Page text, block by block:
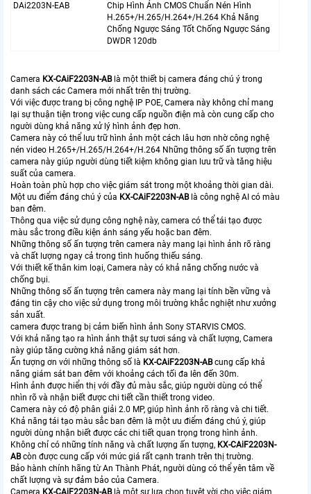
DAi2203N-EAB
Chip Hình Ảnh CMOS Chuẩn Nén Hình
H.265+/H.265/H.264+/H.264 Khả Năng
Chống Ngược Sáng Tốt Chống Ngược Sáng
DWDR 120db
Camera KX-CAiF2203N-ABlà một thiết bị camera đáng chú ý trong
danh sách các Camera mới nhất trên thị trường.
Với việc được trang bị công nghệ IP POE, Camera này không chỉ mang
lại sự thuận tiện trong việc cung cấp nguồn điện mà còn cung cấp cho
người dùng khả năng xử lý hình ảnh đẹp hơn.
Camera này có thể lưu trữ hình ảnh một cách lâu hơn nhờ công nghệ
nén video H.265+/H.265/H.264+/H.264 Những thông số ấn tượng trên
camera này giúp người dùng tiết kiệm không gian lưu trữ và tăng hiệu
suất của camera.
Hoàn toàn phù hợp cho việc giám sát trong một khoảng thời gian dài.
Một ưu điểm đáng chú ý của KX-CAiF2203N-ABlà công nghệ AI có màu
ban đêm.
Thông qua việc sử dụng công nghệ này, camera có thể tái tạo được
màu sắc trong điều kiện ánh sáng yếu hoặc ban đêm.
Những thông số ấn tượng trên camera này mang lại hình ảnh rõ ràng
và chất lượng ngay cả trong tình huống thiếu sáng.
Với thiết kế thân kim loại, Camera này có khả năng chống nước và
chống bụi.
Những thông số ấn tượng trên camera này mang lại tính bền vững và
đáng tin cậy cho việc sử dụng trong môi trường khắc nghiệt như xưởng
sản xuất.
camera được trang bị cảm biến hình ảnh Sony STARVIS CMOS.
Với khả năng tạo ra hình ảnh thật sự tươi sáng và chất lượng, Camera
này giúp tăng cường khả năng giám sát hơn.
Ấn tượng ơn với những thông số là KX-CAiF2203N-ABcung cấp khả
năng giám sát ban đêm với khoảng cách tối đa lên đến 30m.
Hình ảnh được hiển thị với đầy đủ màu sắc, giúp người dùng có thể
nhìn rõ và nhận biết được chi tiết cần thiết trong video.
Camera này có độ phân giải 2.0 MP, giúp hình ảnh rõ ràng và chi tiết.
Khả năng tái tạo màu sắc ban đêm là một ưu điểm đáng chú ý, giúp
người dùng nhận biết được các chi tiết quan trọng trong hình ảnh.
Không chỉ có những tính năng và chất lượng ấn tượng, KX-CAiF2203N-
ABcòn được cung cấp với mức giá rất cạnh tranh trên thị trường.
Bảo hành chính hãng từ An Thành Phát, người dùng có thể yên tâm về
chất lượng và sự đảm bảo của Camera.